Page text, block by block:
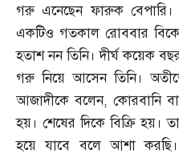
গরু এনেছেন ফারুক
একটিও গতকাল রোববার
হতাশ নন তিনি। দীর্ঘ কয়েক
গরু নিয়ে আসেন তিনি।
আজাদীকে বলেন, কোরবানি
হয়। শেষের দিকে বিক্রি হয়।
হয়ে যাবে বলে আশা করছি।